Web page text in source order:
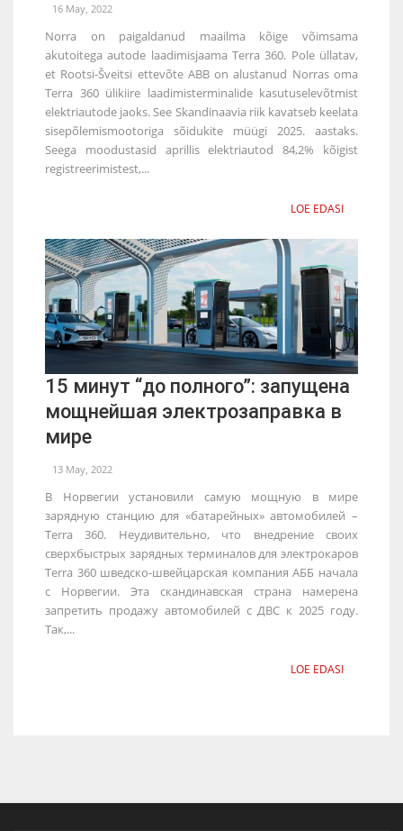
16 May, 2022
Norra on paigaldanud maailma kõige võimsama
akutoitega autode laadimisjaama Terra 360. Pole üllatav,
et Rootsi-Šveitsi ettevõte ABB on alustanud Norras oma
Terra 360 ülikiire laadimisterminalide kasutuselevõtmist
elektriautode jaoks. See Skandinaavia riik kavatseb keelata
sisepõlemismootoriga sõidukite müügi 2025. aastaks.
Seega moodustasid aprillis elektriautod 84,2% kõigist
registreerimistest,...
LOE EDASI
15 минут “до полного”: запущена
мощнейшая электрозаправка в
мире
13 May, 2022
В Норвегии установили самую мощную в мире
зарядную станцию для «батарейных» автомобилей –
Terra 360. Неудивительно, что внедрение своих
сверхбыстрых зарядных терминалов для электрокаров
Terra 360 шведско-швейцарская компания АББ начала
с Норвегии. Эта скандинавская страна намерена
запретить продажу автомобилей с ДВС к 2025 году.
Так,...
LOE EDASI